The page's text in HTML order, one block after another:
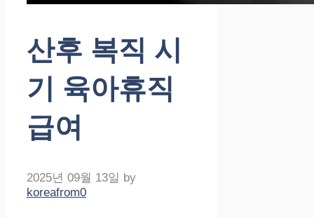
산후 복직 시
기 육아휴직
급여
2025년 09월 13일 by
koreafrom0